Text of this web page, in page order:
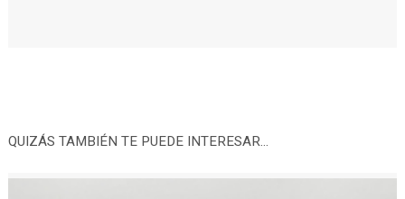
QUIZÁS TAMBIÉN TE PUEDE INTERESAR...